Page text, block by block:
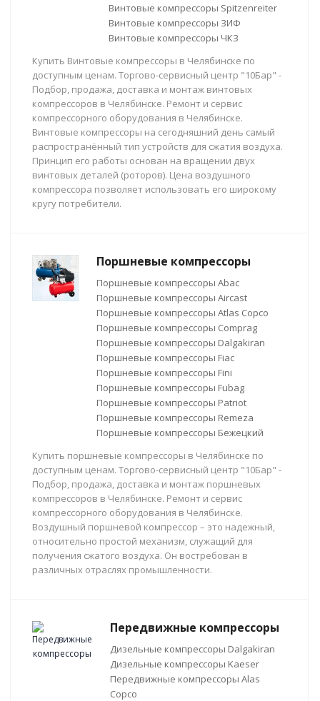
Винтовые компрессоры Spitzenreiter
Винтовые компрессоры ЗИФ
Винтовые компрессоры ЧКЗ
Купить Винтовые компрессоры в Челябинске по
доступным ценам. Торгово-сервисный центр "10Бар" -
Подбор, продажа, доставка и монтаж винтовых
компрессоров в Челябинске. Ремонт и сервис
компрессорного оборудования в Челябинске.
Винтовые компрессоры на сегодняшний день самый
распространённый тип устройств для сжатия воздуха.
Принцип его работы основан на вращении двух
винтовых деталей (роторов). Цена воздушного
компрессора позволяет использовать его широкому
кругу потребители.
Поршневые компрессоры
Поршневые компрессоры Abac
Поршневые компрессоры Aircast
Поршневые компрессоры Atlas Copco
Поршневые компрессоры Comprag
Поршневые компрессоры Dalgakiran
Поршневые компрессоры Fiac
Поршневые компрессоры Fini
Поршневые компрессоры Fubag
Поршневые компрессоры Patriot
Поршневые компрессоры Remeza
Поршневые компрессоры Бежецкий
Купить поршневые компрессоры в Челябинске по
доступным ценам. Торгово-сервисный центр "10Бар" -
Подбор, продажа, доставка и монтаж поршневых
компрессоров в Челябинске. Ремонт и сервис
компрессорного оборудования в Челябинске.
Воздушный поршневой компрессор – это надежный,
относительно простой механизм, служащий для
получения сжатого воздуха. Он востребован в
различных отраслях промышленности.
Передвижные компрессоры
Дизельные компрессоры Dalgakiran
Дизельные компрессоры Kaeser
Передвижные компрессоры Alas
Copco